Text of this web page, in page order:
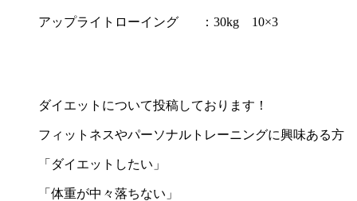
アップライトローイング ：30kg 10×3
ダイエットについて投稿しております！
フィットネスやパーソナルトレーニングに興味ある方
「ダイエットしたい」
「体重が中々落ちない」